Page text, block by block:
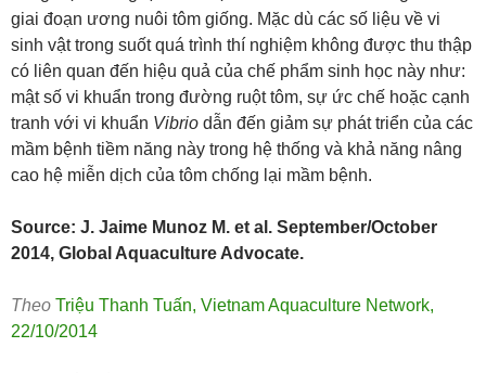
giai đoạn ương nuôi tôm giống. Mặc dù các số liệu về vi
sinh vật trong suốt quá trình thí nghiệm không được thu thập
có liên quan đến hiệu quả của chế phẩm sinh học này như:
mật số vi khuẩn trong đường ruột tôm, sự ức chế hoặc cạnh
tranh với vi khuẩn Vibrio dẫn đến giảm sự phát triển của các
mầm bệnh tiềm năng này trong hệ thống và khả năng nâng
cao hệ miễn dịch của tôm chống lại mầm bệnh.
Source: J. Jaime Munoz M. et al. September/October
2014, Global Aquaculture Advocate.
Theo Triệu Thanh Tuấn, Vietnam Aquaculture Network,
22/10/2014